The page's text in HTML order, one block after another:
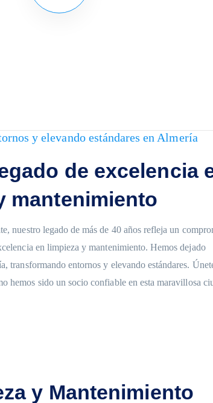
y elevando estándares en Almería
de excelencia
mantenimiento
nuestro legado de más de 40 años refleja un
en limpieza y mantenimiento. Hemos dejado
transformando entornos y elevando estándares.
hemos sido un socio confiable en esta maravillosa
tu espacio!
y Mantenimiento